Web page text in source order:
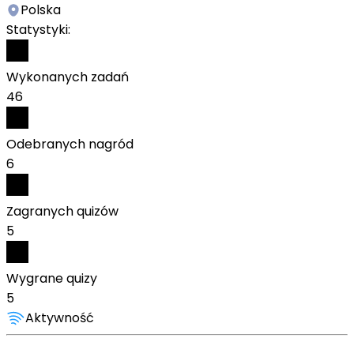
Polska
Statystyki:
Wykonanych zadań
46
Odebranych nagród
6
Zagranych quizów
5
Wygrane quizy
5
Aktywność